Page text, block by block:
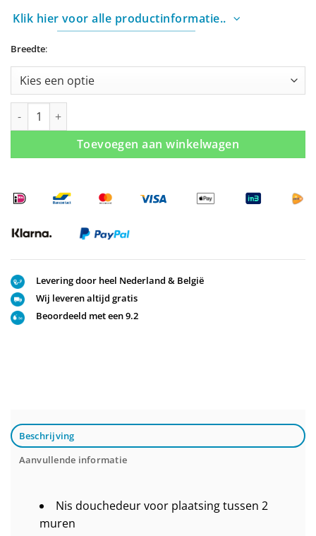
Klik hier voor alle productinformatie..
Breedte:
Douchedeur met vast segement Matzwart (7 afmetingen) aantal
Toevoegen aan winkelwagen
Levering door heel Nederland & België
Wij leveren altijd gratis
Beoordeeld met een 9.2
Beschrijving
Aanvullende informatie
Nis douchedeur voor plaatsing tussen 2
muren